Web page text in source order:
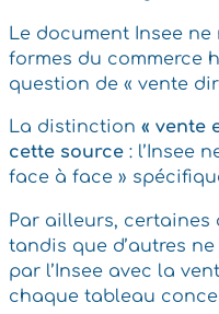
Le document Insee
formes du commerce
question de « vente
La distinction « vente
cette source : l’Insee
face à face »
Par ailleurs, certaines
tandis que d’autres
par l’Insee avec la
chaque tableau